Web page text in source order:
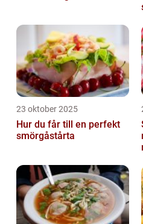
23 oktober 2025
Hur du får till en perfekt
smörgåstårta